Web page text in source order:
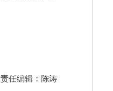
责任编辑：陈涛